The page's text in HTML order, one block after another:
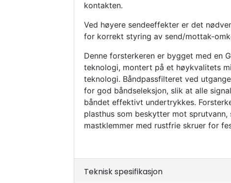
kontakten.
Ved høyere sendeeffekter er det
for korrekt styring av send/mottak-
Denne forsterkeren er bygget med en
teknologi, montert på et høykvalitets
teknologi. Båndpassfilteret ved
for god båndseleksjon, slik at alle
båndet effektivt undertrykkes.
plasthus som beskytter mot sprutvann,
mastklemmer med rustfrie skruer for
Teknisk spesifikasjon